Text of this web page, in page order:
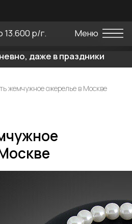
в праздники
жемчужное ожерелье в Москве